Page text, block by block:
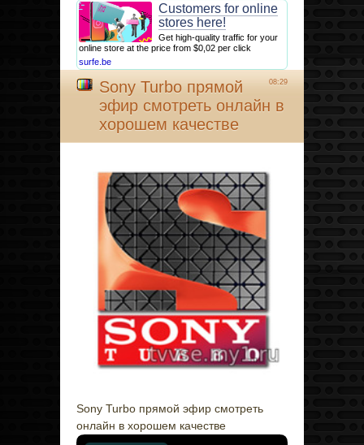
Customers for online
stores here!
Get high-quality traffic for your
online store at the price from $0,02 per click
surfe.be
08:29
Sony Turbo прямой
эфир смотреть онлайн в
хорошем качестве
Sony Turbo прямой эфир смотреть
онлайн в хорошем качестве